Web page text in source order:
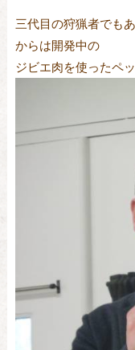
三代目の狩猟者でも
からは開発中の
ジビエ肉を使ったペ